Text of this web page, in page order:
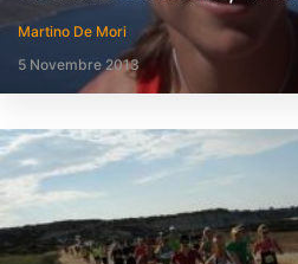
Martino De Mori
5 Novembre 2013